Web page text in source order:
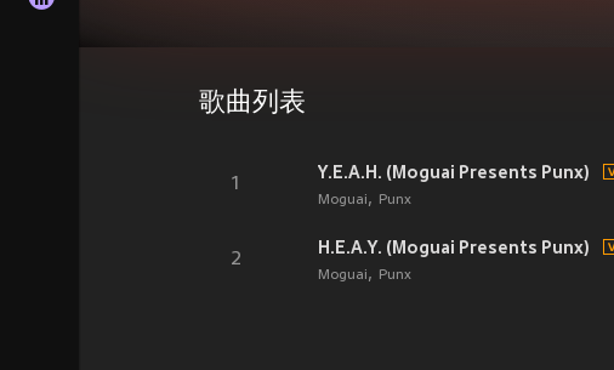
歌曲列表
1
Y.E.A.H. (Moguai Presents Punx)
Moguai Punx
2
H.E.A.Y. (Moguai Presents Punx)
Moguai Punx